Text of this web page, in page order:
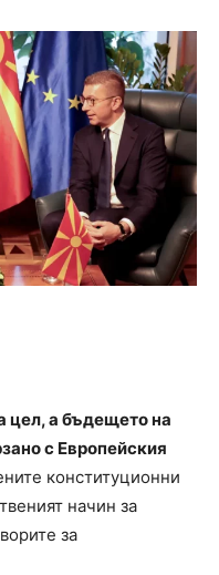
цел, а бъдещето на
с Европейския
конституционни
начин за
за